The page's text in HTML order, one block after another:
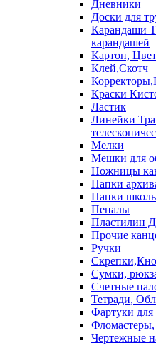
Дневники
Доски для
Карандаши
карандашей
Картон,
Клей,Скотч
Краски
Ластик
Линейки
Мелки
Мешки для
Ножницы
Папки
Папки
Пеналы
Пластилин
Прочие
Ручки
Сумки,
Счетные
Тетради,
Фартуки для
Чертежные